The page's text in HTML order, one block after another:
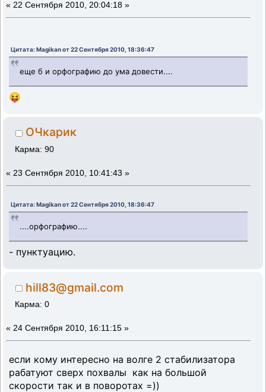
« 22 Сентября 2010, 20:04:18 »
Цитата: Magikan от 22 Сентября 2010, 18:36:47
еще б и орфографию до ума довести....
😝
ОЧкарик
Карма: 90
« 23 Сентября 2010, 10:41:43 »
Цитата: Magikan от 22 Сентября 2010, 18:36:47
....орфографию....
- пунктуацию.
hill83@gmail.com
Карма: 0
« 24 Сентября 2010, 16:11:15 »
если кому интересно на волге 2 стабилизатора
рабатуют сверх похвалы как на большой
скорости так и в поворотах =))